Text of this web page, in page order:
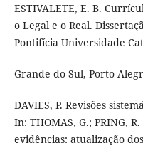
ESTIVALETE, E. B.
o Legal e o Real.
Pontifícia Universidade
Grande do Sul, Porto
DAVIES, P. Revisões
In: THOMAS, G.; PRING,
evidências: atualização